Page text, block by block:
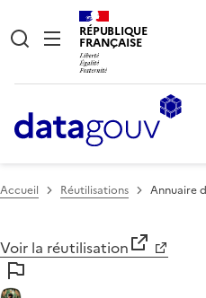
RÉPUBLIQUE
FRANÇAISE
Accueil Réutilisations Annuaire
Voir la réutilisation